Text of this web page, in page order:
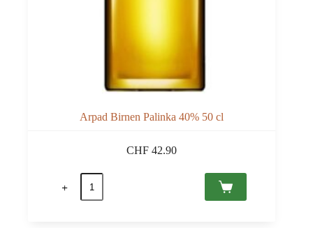
Arpad Birnen Palinka 40% 50 cl
CHF 42.90
Arpad
Birnen
Palinka